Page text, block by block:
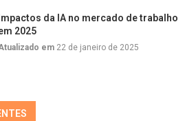
Impactos da IA no mercado de trabalho
2025
em 22 de janeiro de 2025